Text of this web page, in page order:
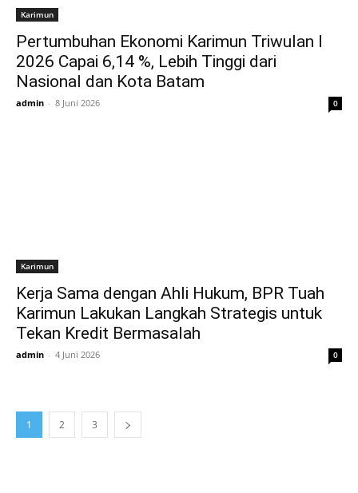
Karimun
Pertumbuhan Ekonomi Karimun Triwulan I
2026 Capai 6,14 %, Lebih Tinggi dari
Nasional dan Kota Batam
admin - 8 Juni 2026 0
Karimun
Kerja Sama dengan Ahli Hukum, BPR Tuah
Karimun Lakukan Langkah Strategis untuk
Tekan Kredit Bermasalah
admin - 4 Juni 2026 0
1 2 3